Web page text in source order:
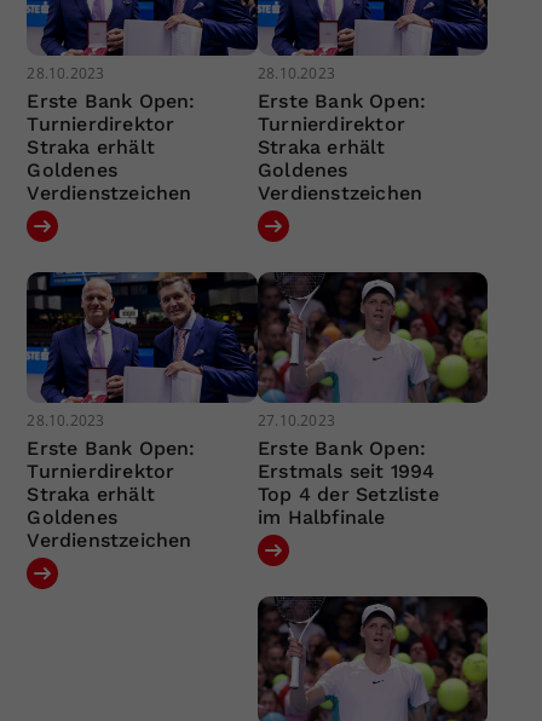
28.10.2023
Erste Bank Open:
Turnierdirektor
Straka erhält
Goldenes
Verdienstzeichen
28.10.2023
Erste Bank Open:
Turnierdirektor
Straka erhält
Goldenes
Verdienstzeichen
28.10.2023
Erste Bank Open:
Turnierdirektor
Straka erhält
Goldenes
Verdienstzeichen
27.10.2023
Erste Bank Open:
Erstmals seit 1994
Top 4 der Setzliste
im Halbfinale